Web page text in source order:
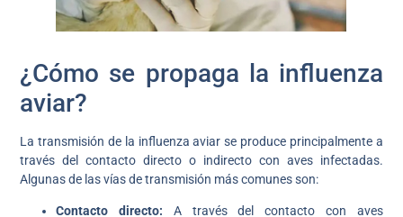
¿Cómo se propaga la influenza
aviar?
La transmisión de la influenza aviar se produce principalmente a
través del contacto directo o indirecto con aves infectadas.
Algunas de las vías de transmisión más comunes son:
Contacto directo: A través del contacto con aves